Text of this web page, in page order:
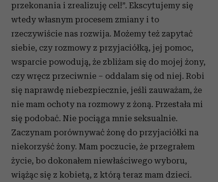
i reklam, aby oferować funkcje społecznościowe i
analizować ruch w naszej witrynie. Informacje o tym, jak
korzystasz z naszej witryny, udostępniamy partnerom
społecznościowym, reklamowym i analitycznym.
Partnerzy mogą połączyć te informacje z innymi danymi
otrzymanymi od Ciebie lub uzyskanymi podczas
korzystania z ich usług.
przekonania i zrealizuję cel!”. Ekscytujemy się
wtedy własnym procesem zmiany i to
rzeczywiście nas rozwija. Możemy też zapytać
siebie, czy rozmowy z przyjaciółką, jej pomoc,
wsparcie powodują, że zbliżam się do mojej żony,
czy wręcz przeciwnie – oddalam się od niej. Robi
się naprawdę niebezpiecznie, jeśli zauważam, że
nie mam ochoty na rozmowy z żoną. Przestała mi
się podobać. Nie pociąga mnie seksualnie.
Zaczynam porównywać żonę do przyjaciółki na
niekorzyść żony. Mam poczucie, że przegrałem
życie, bo dokonałem niewłaściwego wyboru,
wiążąc się z kobietą, z którą teraz mam dzieci.